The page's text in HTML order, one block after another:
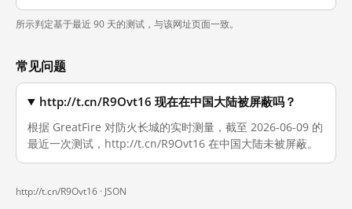
所示判定基于最近 90 天的测试，与该网址页面一致。
常见问题
http://t.cn/R9Ovt16 现在在中国大陆被屏蔽吗？
根据 GreatFire 对防火长城的实时测量，截至 2026-06-09 的
最近一次测试，http://t.cn/R9Ovt16 在中国大陆未被屏蔽。
http://t.cn/R9Ovt16 · JSON